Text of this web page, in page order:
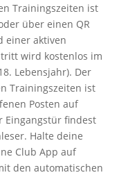
Trainingszeiten ist
über einen QR
einer aktiven
wird kostenlos im
Lebensjahr). Der
Trainingszeiten ist
Posten auf
Eingangstür findest
Halte deine
Club App auf
den automatischen